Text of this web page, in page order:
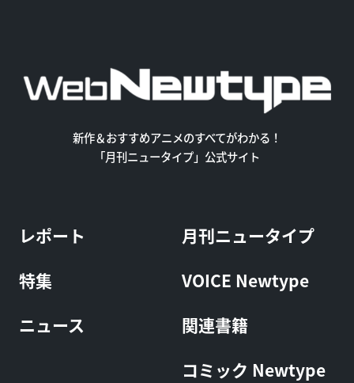
新作＆おすすめアニメのすべてがわかる！
「月刊ニュータイプ」公式サイト
レポート
特集
ニュース
月刊ニュータイプ
VOICE Newtype
関連書籍
コミック Newtype